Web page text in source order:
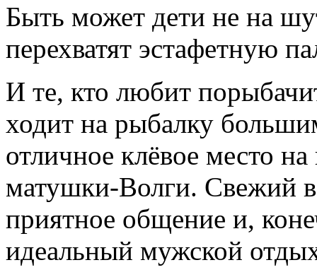
Быть может дети не на
перехватят эстафетную
И те, кто любит
ходит на рыбалку
отличное клёвое место
матушки-Волги. Свежий
приятное общение и,
идеальный мужской